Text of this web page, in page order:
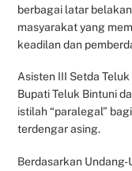
berbagai latar
masyarakat yang
keadilan dan
Asisten III Setda
Bupati Teluk Bintuni
istilah “paralegal”
terdengar asing.
Berdasarkan Undang-